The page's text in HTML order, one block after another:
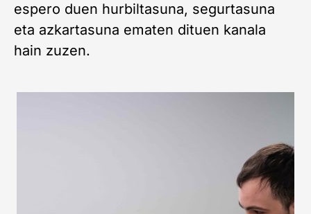
espero duen hurbiltasuna, segurtasuna
eta azkartasuna ematen dituen kanala
hain zuzen.